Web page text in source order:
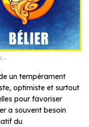
–
un tempérament
optimiste et surtout
pour favoriser
a souvent besoin
du